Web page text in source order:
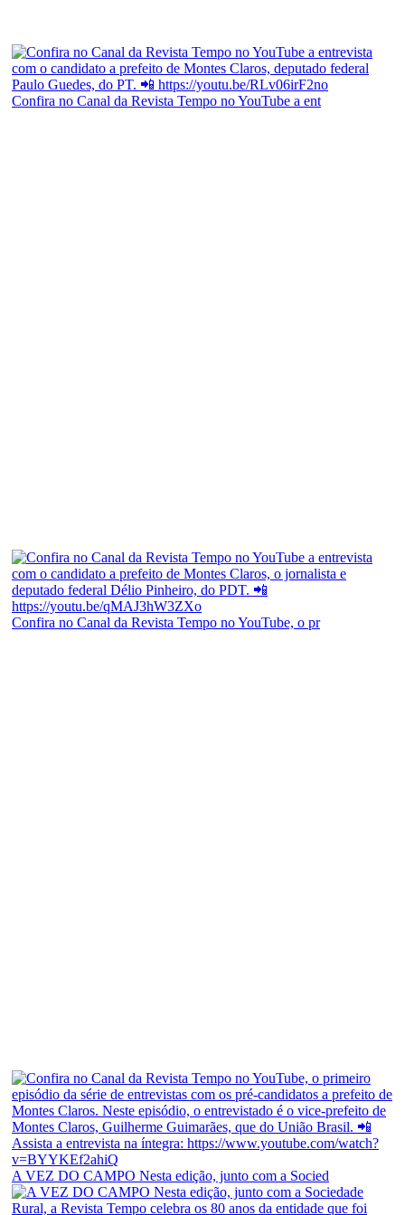
Confira no Canal da Revista Tempo no YouTube a ent
Confira no Canal da Revista Tempo no YouTube, o pr
A VEZ DO CAMPO Nesta edição, junto com a Socied